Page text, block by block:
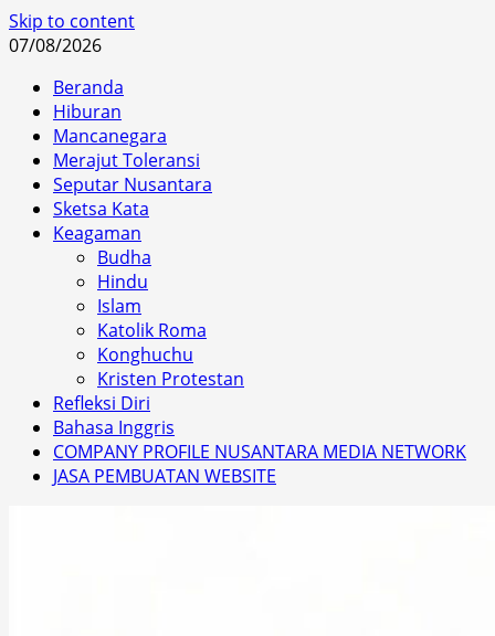
Skip to content
07/08/2026
Beranda
Hiburan
Mancanegara
Merajut Toleransi
Seputar Nusantara
Sketsa Kata
Keagaman
Budha
Hindu
Islam
Katolik Roma
Konghuchu
Kristen Protestan
Refleksi Diri
Bahasa Inggris
COMPANY PROFILE NUSANTARA MEDIA NETWORK
JASA PEMBUATAN WEBSITE